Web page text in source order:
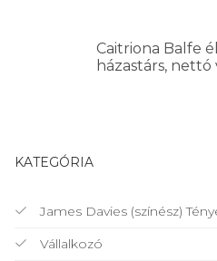
Caitriona Balfe
házastárs, nettó
KATEGÓRIA
James Davies (színész)
Vállalkozó